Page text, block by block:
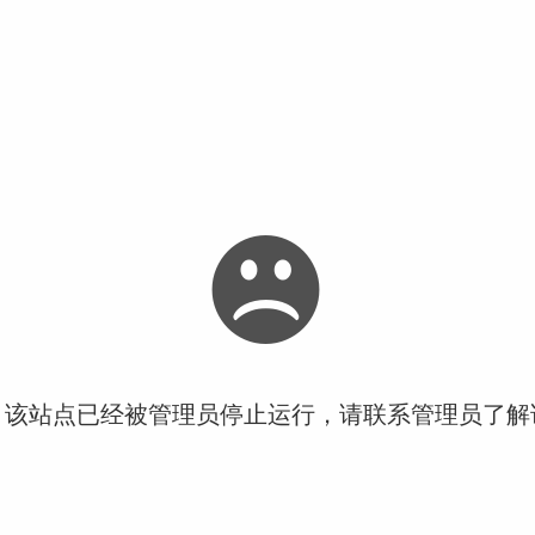
站点已经被管理员停止运行，请联系管理员了